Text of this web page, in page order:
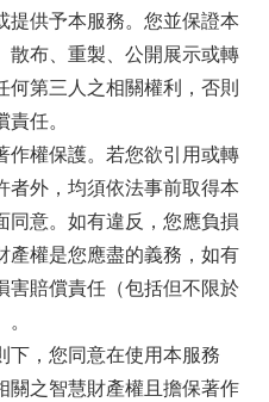
提供予本服務。您並保證本
散布、重製、公開展示或轉
何第三人之相關權利，否則
任。
作權保護。若您欲引用或轉
者外，均須依法事前取得本
同意。如有違反，您應負損
產權是您應盡的義務，如有
害賠償責任（包括但不限於
下，您同意在使用本服務
關之智慧財產權且擔保著作